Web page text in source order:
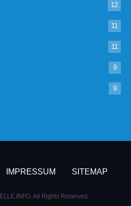
12
11
11
9
9
IMPRESSUM SITEMAP
All Rights Reserved.